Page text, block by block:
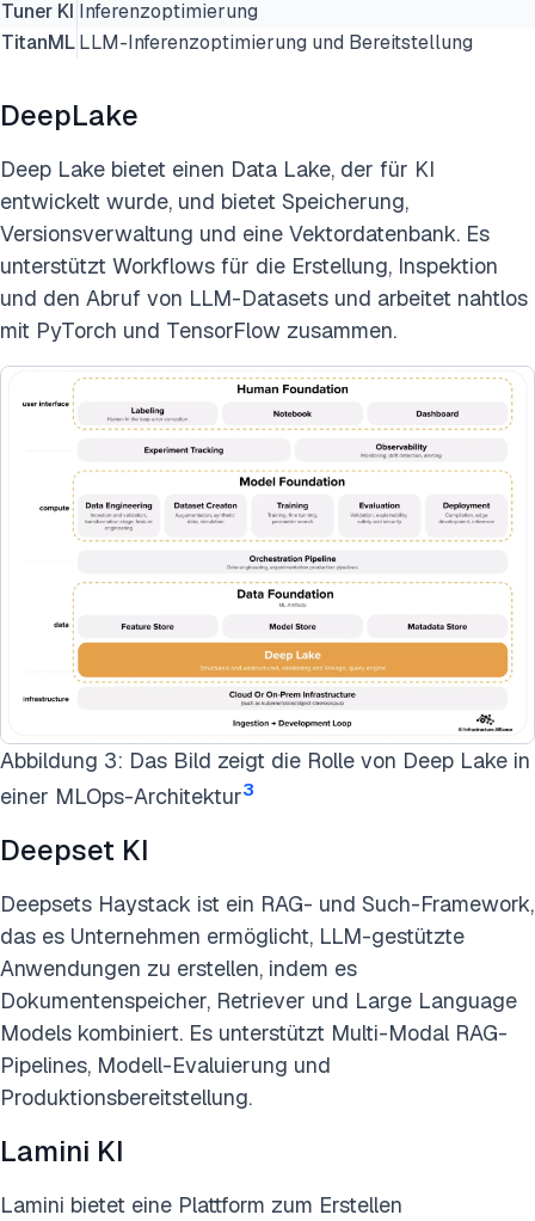
Tuner KI Inferenzoptimierung
TitanMLLLM-Inferenzoptimierung und Bereitstellung
DeepLake
Deep Lake bietet einen Data Lake, der für KI
entwickelt wurde, und bietet Speicherung,
Versionsverwaltung und eine Vektordatenbank. Es
unterstützt Workflows für die Erstellung, Inspektion
und den Abruf von LLM-Datasets und arbeitet nahtlos
mit PyTorch und TensorFlow zusammen.
Abbildung 3: Das Bild zeigt die Rolle von Deep Lake in
einer MLOps-Architektur3
Deepset KI
Deepsets Haystack ist ein RAG- und Such-Framework,
das es Unternehmen ermöglicht, LLM-gestützte
Anwendungen zu erstellen, indem es
Dokumentenspeicher, Retriever und Large Language
Models kombiniert. Es unterstützt Multi-Modal RAG-
Pipelines, Modell-Evaluierung und
Produktionsbereitstellung.
Lamini KI
Lamini bietet eine Plattform zum Erstellen